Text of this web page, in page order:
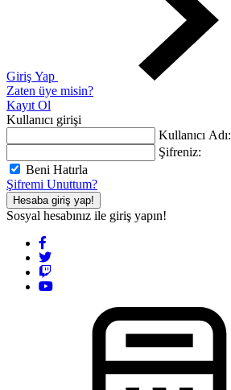
Giriş Yap
Zaten üye misin?
Kayıt Ol
Kullanıcı girişi
Kullanıcı Adı:
Şifreniz:
Beni Hatırla
Şifremi Unuttum?
Hesaba giriş yap!
Sosyal hesabınız ile giriş yapın!